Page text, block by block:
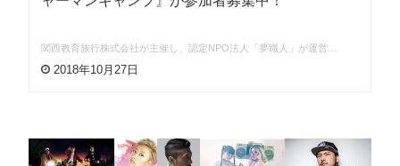
関西教育旅行株式会社が主催し、認定NPO法人「夢職人」が運営…
2018年10月27日